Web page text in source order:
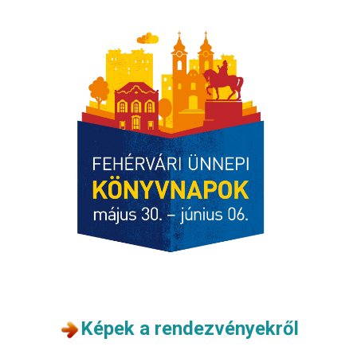
Képek a rendezvényekről